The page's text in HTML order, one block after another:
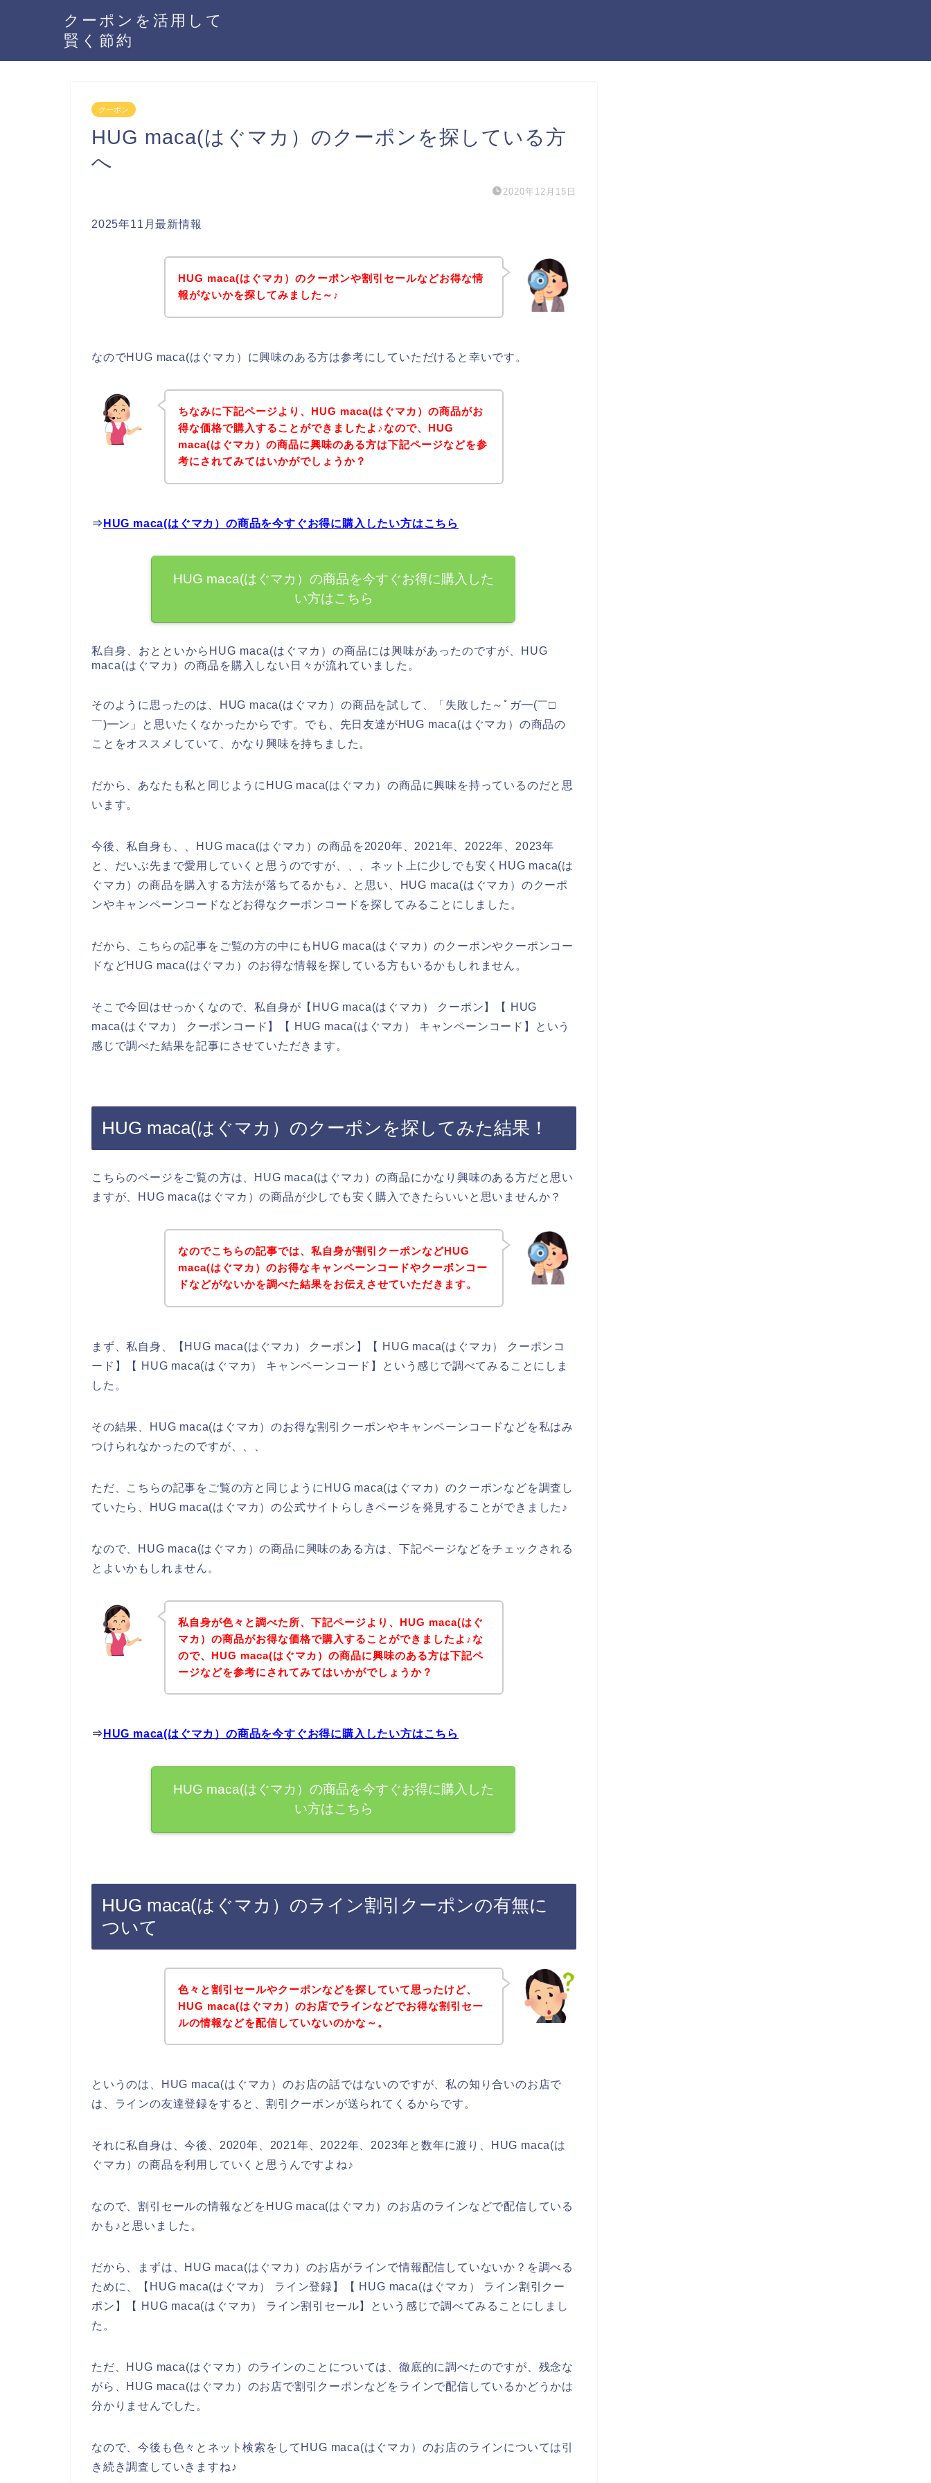
クーポンを活用して
賢く節約
クーポン
HUG maca(はぐマカ）のクーポンを探している方
へ
2020年12月15日
2025年11月最新情報
HUG maca(はぐマカ）のクーポンや割引セールなどお得な情
報がないかを探してみました～♪
なのでHUG maca(はぐマカ）に興味のある方は参考にしていただけると幸いです。
ちなみに下記ページより、HUG maca(はぐマカ）の商品がお
得な価格で購入することができましたよ♪なので、HUG
maca(はぐマカ）の商品に興味のある方は下記ページなどを参
考にされてみてはいかがでしょうか？
⇒ HUG maca(はぐマカ）の商品を今すぐお得に購入したい方はこちら
HUG maca(はぐマカ）の商品を今すぐお得に購入した
い方はこちら
私自身、おとといからHUG maca(はぐマカ）の商品には興味があったのですが、HUG
maca(はぐマカ）の商品を購入しない日々が流れていました。
そのように思ったのは、HUG maca(はぐマカ）の商品を試して、「失敗した～ﾟガ━(￣□
￣)━ン」と思いたくなかったからです。でも、先日友達がHUG maca(はぐマカ）の商品の
ことをオススメしていて、かなり興味を持ちました。
だから、あなたも私と同じようにHUG maca(はぐマカ）の商品に興味を持っているのだと思
います。
今後、私自身も、、HUG maca(はぐマカ）の商品を2020年、2021年、2022年、2023年
と、だいぶ先まで愛用していくと思うのですが、、、ネット上に少しでも安くHUG maca(は
ぐマカ）の商品を購入する方法が落ちてるかも♪、と思い、HUG maca(はぐマカ）のクーポ
ンやキャンペーンコードなどお得なクーポンコードを探してみることにしました。
だから、こちらの記事をご覧の方の中にもHUG maca(はぐマカ）のクーポンやクーポンコー
ドなどHUG maca(はぐマカ）のお得な情報を探している方もいるかもしれません。
そこで今回はせっかくなので、私自身が【HUG maca(はぐマカ） クーポン】【 HUG
maca(はぐマカ） クーポンコード】【 HUG maca(はぐマカ） キャンペーンコード】という
感じで調べた結果を記事にさせていただきます。
HUG maca(はぐマカ）のクーポンを探してみた結果！
こちらのページをご覧の方は、HUG maca(はぐマカ）の商品にかなり興味のある方だと思い
ますが、HUG maca(はぐマカ）の商品が少しでも安く購入できたらいいと思いませんか？
なのでこちらの記事では、私自身が割引クーポンなどHUG
maca(はぐマカ）のお得なキャンペーンコードやクーポンコー
ドなどがないかを調べた結果をお伝えさせていただきます。
まず、私自身、【HUG maca(はぐマカ） クーポン】【 HUG maca(はぐマカ） クーポンコ
ード】【 HUG maca(はぐマカ） キャンペーンコード】という感じで調べてみることにしま
した。
その結果、HUG maca(はぐマカ）のお得な割引クーポンやキャンペーンコードなどを私はみ
つけられなかったのですが、、、
ただ、こちらの記事をご覧の方と同じようにHUG maca(はぐマカ）のクーポンなどを調査し
ていたら、HUG maca(はぐマカ）の公式サイトらしきページを発見することができました♪
なので、HUG maca(はぐマカ）の商品に興味のある方は、下記ページなどをチェックされる
とよいかもしれません。
私自身が色々と調べた所、下記ページより、HUG maca(はぐ
マカ）の商品がお得な価格で購入することができましたよ♪な
ので、HUG maca(はぐマカ）の商品に興味のある方は下記ペ
ージなどを参考にされてみてはいかがでしょうか？
⇒ HUG maca(はぐマカ）の商品を今すぐお得に購入したい方はこちら
HUG maca(はぐマカ）の商品を今すぐお得に購入した
い方はこちら
HUG maca(はぐマカ）のライン割引クーポンの有無に
ついて
色々と割引セールやクーポンなどを探していて思ったけど、
HUG maca(はぐマカ）のお店でラインなどでお得な割引セー
ルの情報などを配信していないのかな～。
というのは、HUG maca(はぐマカ）のお店の話ではないのですが、私の知り合いのお店で
は、ラインの友達登録をすると、割引クーポンが送られてくるからです。
それに私自身は、今後、2020年、2021年、2022年、2023年と数年に渡り、HUG maca(は
ぐマカ）の商品を利用していくと思うんですよね♪
なので、割引セールの情報などをHUG maca(はぐマカ）のお店のラインなどで配信している
かも♪と思いました。
だから、まずは、HUG maca(はぐマカ）のお店がラインで情報配信していないか？を調べる
ために、【HUG maca(はぐマカ） ライン登録】【 HUG maca(はぐマカ） ライン割引クー
ポン】【 HUG maca(はぐマカ） ライン割引セール】という感じで調べてみることにしまし
た。
ただ、HUG maca(はぐマカ）のラインのことについては、徹底的に調べたのですが、残念な
がら、HUG maca(はぐマカ）のお店で割引クーポンなどをラインで配信しているかどうかは
分かりませんでした。
なので、今後も色々とネット検索をしてHUG maca(はぐマカ）のお店のラインについては引
き続き調査していきますね♪